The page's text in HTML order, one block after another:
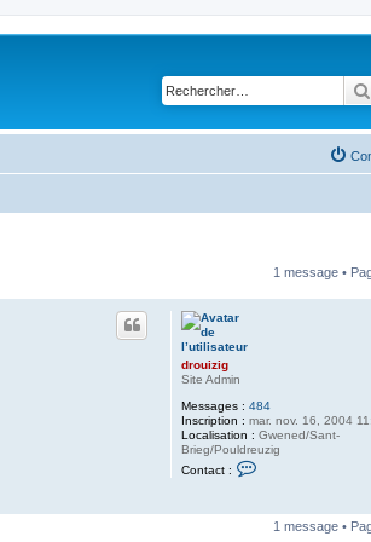
1 message •
drouizig
Site Admin
Messages : 484
Inscription : mar. nov. 16, 2004
Localisation : Gwened/Sant-
Brieg/Pouldreuzig
Contact :
1 message •